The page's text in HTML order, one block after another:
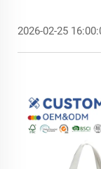
2026-02-25